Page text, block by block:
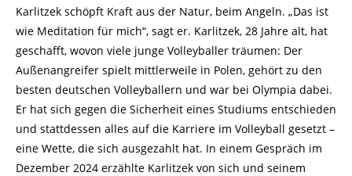
Karlitzek schöpft Kraft aus der Natur, beim Angeln. „Das ist
wie Meditation für mich“, sagt er. Karlitzek, 28 Jahre alt, hat
geschafft, wovon viele junge Volleyballer träumen: Der
Außenangreifer spielt mittlerweile in Polen, gehört zu den
besten deutschen Volleyballern und war bei Olympia dabei.
Er hat sich gegen die Sicherheit eines Studiums entschieden
und stattdessen alles auf die Karriere im Volleyball gesetzt –
eine Wette, die sich ausgezahlt hat. In einem Gespräch im
Dezember 2024 erzählte Karlitzek von sich und seinem